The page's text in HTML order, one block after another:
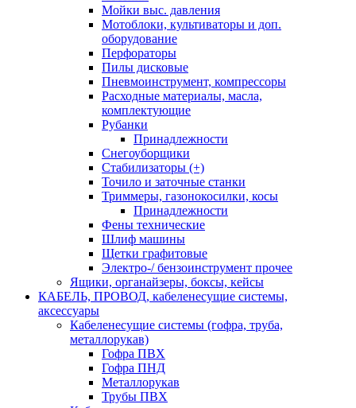
Мойки выс. давления
Мотоблоки, культиваторы и доп.
оборудование
Перфораторы
Пилы дисковые
Пневмоинструмент, компрессоры
Расходные материалы, масла,
комплектующие
Рубанки
Принадлежности
Снегоуборщики
Стабилизаторы (+)
Точило и заточные станки
Триммеры, газонокосилки, косы
Принадлежности
Фены технические
Шлиф машины
Щетки графитовые
Электро-/ бензоинструмент прочее
Ящики, органайзеры, боксы, кейсы
КАБЕЛЬ, ПРОВОД, кабеленесущие системы,
аксессуары
Кабеленесущие системы (гофра, труба,
металлорукав)
Гофра ПВХ
Гофра ПНД
Металлорукав
Трубы ПВХ